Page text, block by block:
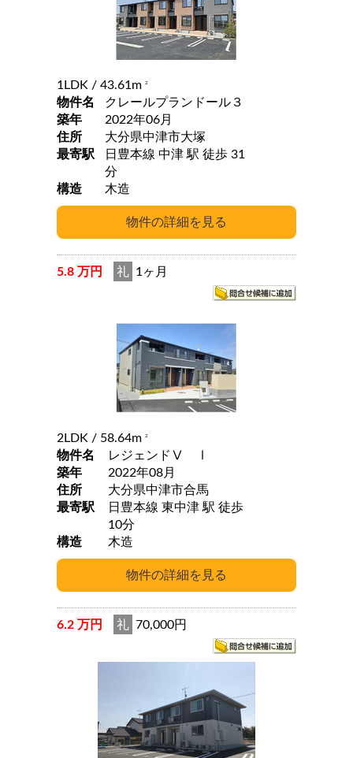
1LDK / 43.61m 2
物件名
クレールプランドール３
築年
2022年06月
住所
大分県中津市大塚
最寄駅
日豊本線 中津 駅 徒歩 31
分
構造
木造
5.8 万円 礼 1ヶ月
2LDK / 58.64m 2
物件名
レジェンドⅤ Ⅰ
築年
2022年08月
住所
大分県中津市合馬
最寄駅
日豊本線 東中津 駅 徒歩
10分
構造
木造
6.2 万円 礼 70,000円